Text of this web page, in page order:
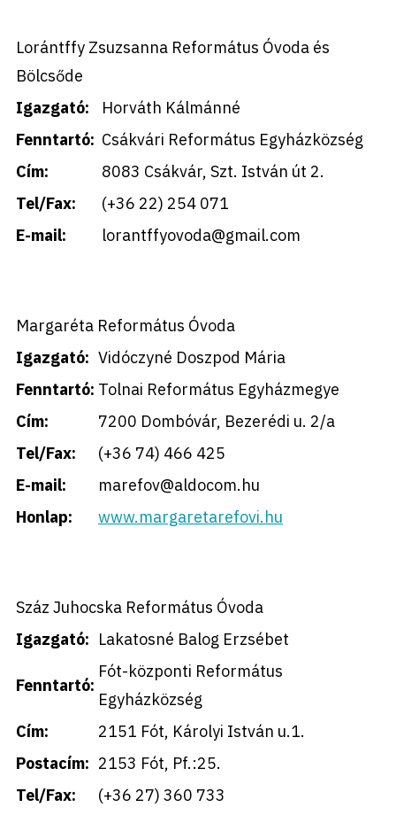
Lorántffy Zsuzsanna Református Óvoda és
Bölcsőde
Igazgató:
Horváth Kálmánné
Fenntartó: Csákvári Református Egyházközség
Cím:
8083 Csákvár, Szt. István út 2.
Tel/Fax:
(+36 22) 254 071
E-mail:
lorantffyovoda@gmail.com
Margaréta Református Óvoda
Igazgató: Vidóczyné Doszpod Mária
Fenntartó: Tolnai Református Egyházmegye
Cím:
7200 Dombóvár, Bezerédi u. 2/a
Tel/Fax:
(+36 74) 466 425
E-mail:
marefov@aldocom.hu
Honlap:
www.margaretarefovi.hu
Száz Juhocska Református Óvoda
Igazgató: Lakatosné Balog Erzsébet
Fenntartó:
Fót-központi Református
Egyházközség
Cím:
2151 Fót, Károlyi István u.1.
Postacím: 2153 Fót, Pf.:25.
Tel/Fax:
(+36 27) 360 733